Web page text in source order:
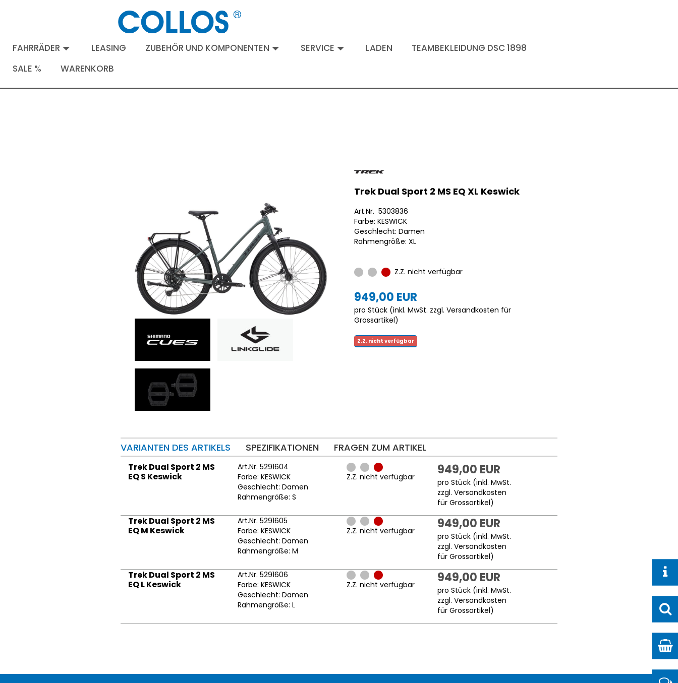
FAHRRÄDER LEASING ZUBEHÖR UND KOMPONENTEN SERVICE LADEN
TEAMBEKLEIDUNG DSC 1898
SALE %
WARENKORB
Trek Dual Sport 2 MS EQ XL Keswick
Art.Nr. 5303836
Farbe: KESWICK
Geschlecht: Damen
Rahmengröße: XL
Z.Z. nicht verfügbar
949,00 EUR
pro Stück (inkl. MwSt. zzgl. Versandkosten für
Grossartikel)
Z.Z. nicht verfügbar
VARIANTEN DES ARTIKELS SPEZIFIKATIONEN FRAGEN ZUM ARTIKEL
Trek Dual Sport 2 MS
EQ S Keswick
Art.Nr. 5291604
Farbe: KESWICK
Geschlecht: Damen
Rahmengröße: S
Z.Z. nicht verfügbar 949,00 EUR
pro Stück (inkl. MwSt.
zzgl.Versandkosten
für Grossartikel)
Trek Dual Sport 2 MS
EQ M Keswick
Art.Nr. 5291605
Farbe: KESWICK
Geschlecht: Damen
Rahmengröße: M
Z.Z. nicht verfügbar 949,00 EUR
pro Stück (inkl. MwSt.
zzgl.Versandkosten
für Grossartikel)
Trek Dual Sport 2 MS
EQ L Keswick
Art.Nr. 5291606
Farbe: KESWICK
Geschlecht: Damen
Rahmengröße: L
Z.Z. nicht verfügbar 949,00 EUR
pro Stück (inkl. MwSt.
zzgl.Versandkosten
für Grossartikel)